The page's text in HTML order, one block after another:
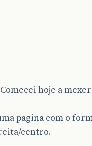
hoje a
pagina com o
centro.